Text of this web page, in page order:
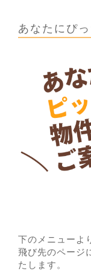
あなたにぴ
下のメニューよ
飛び先のページ
たします。